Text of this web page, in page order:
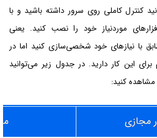
کنترل کاملی روی سرور داشته باشید و با
موردنیاز خود را نصب کنید. یعنی
با نیازهای خود شخصی‌سازی کنید اما در
این کار دارید. در جدول زیر می‌توانید
کنید:
مجازی